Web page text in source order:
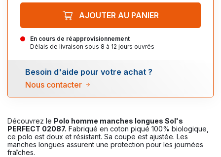
Découvrez le Polo homme manches longues Sol's
PERFECT 02087. Fabriqué en coton piqué 100% biologique,
ce polo est doux et résistant. Sa coupe est ajustée. Les
manches longues assurent une protection pour les journées
fraîches.
En cours de réapprovisionnement
Délais de livraison sous 8 à 12 jours ouvrés
AJOUTER AU PANIER
Besoin d'aide pour votre achat ?
Nous contacter